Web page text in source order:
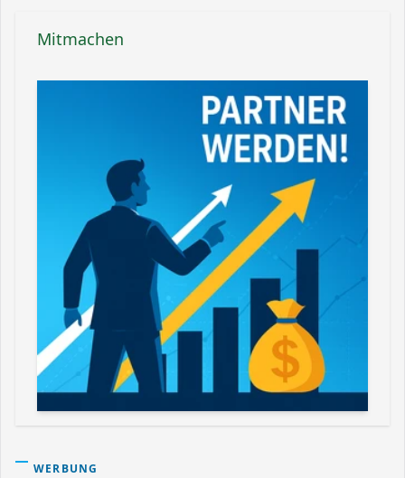
Mitmachen
WERBUNG